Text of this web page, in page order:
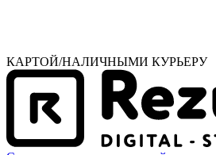
КАРТОЙ/НАЛИЧНЫМИ КУРЬЕРУ